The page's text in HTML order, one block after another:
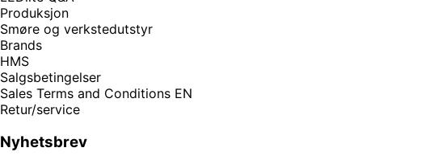
Produksjon
Smøre og verkstedutstyr
Brands
HMS
Salgsbetingelser
Sales Terms and Conditions EN
Retur/service
Nyhetsbrev